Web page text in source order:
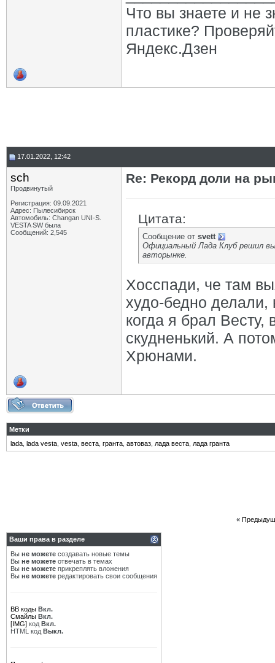
Что вы знаете и не
пластике?
Яндекс.Дзен
17.01.2022, 12:42
sch
Продвинутый
Регистрация: 09.09.2021
Адрес: Пылесибирск
Автомобиль: Changan UNI-S.
VESTA SW была
Сообщений: 2,545
Re: Рекорд доли на
Цитата:
Сообщение от svett
Официальный Лада Клуб решил
авторынке.
Хосспади, че там
худо-бедно делали,
когда я брал
скудненький. А
Хрюнами.
Метки
lada lada vesta vesta веста гранта автоваз лада веста лада гранта
«
Ваши права в разделе
Вы не можете создавать новые темы
Вы не можете отвечать в темах
Вы не можете прикреплять вложения
Вы не можете редактировать свои сообщения
BB коды Вкл.
Смайлы Вкл.
[IMG] код Вкл.
HTML код Выкл.